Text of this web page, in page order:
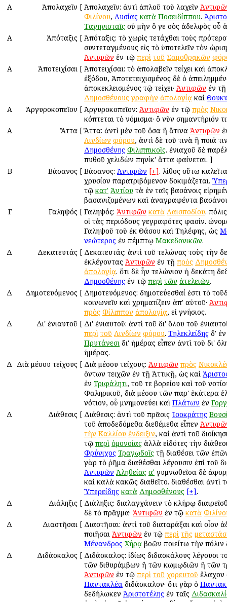
Α
Ἀπολαχεῖν [ Ἀπολαχεῖν: ἀντὶ ἁπλοῦ τοῦ λαχεῖν
Φιλίνου, Λυσίας κατὰ Ποσειδίππου.
Ταγηνισταῖς οὐ μὴν ὅ γε σὸς ἀδελφὸς οὗ
Α
Ἀπόταξις [ Ἀπόταξις: τὸ χωρὶς τετάχθαι τοὺς
συντεταγμένους εἰς τὸ ὑποτελεῖν τὸν
Ἀντιφῶν ἐν τῷ περὶ τοῦ Σαμοθρᾳκῶν
Α
Ἀποτειχίσαι [ Ἀποτειχίσαι: τὸ ἀπολαβεῖν τείχει καὶ
ἐξόδου, Ἀποτετειχισμένος δὲ ὁ
ἀποκεκλεισμένος τῷ τείχει· Ἀντιφῶν ἐν
Δημοσθένους γραφὴν ἀπολογίᾳ καὶ
Α
Ἀργυροκοπεῖον [ Ἀργυροκοπεῖον: Ἀντιφῶν ἐν τῷ πρὸς
κόπτεται τὸ νόμισμα· ὃ νῦν σημαντήριόν
Α
Ἄττα [ Ἄττα: ἀντὶ μὲν τοῦ ὅσα ἢ ἅτινα Ἀντιφῶν
Λινδίων φόρου, ἀντὶ δὲ τοῦ τινὰ ἢ ποιά
Δημοσθένης Φιλιππικοῖς. ἐνιαχοῦ δὲ
πυθοῦ χελιδὼν πηνίκ' ἄττα φαίνεται. ]
Β
Βάσανος [ Βάσανος: Ἀντιφῶν [+]. λίθος οὕτω
χρυσίον παρατριβόμενον δοκιμάζεται.
τῷ κατ' Ἀντίου τὰ ἐν ταῖς βασάνοις
βασανιζομένων καὶ ἀναγραφέντα
Γ
Γαληψός [ Γαληψός: Ἀντιφῶν κατὰ Λαισποδίου.
οἱ τὰς περιόδους γεγραφότες φασίν.
Γαληψοῦ τοῦ ἐκ Θάσου καὶ Τηλέφης, ὡς
νεώτερος ἐν πέμπτῳ Μακεδονικῶν.
Δ
Δεκατευτάς [ Δεκατευτάς: ἀντὶ τοῦ τελώνας τοὺς τὴν
ἐκλέγοντας Ἀντιφῶν ἐν τῇ πρὸς
ἀπολογίᾳ. ὅτι δὲ ἦν τελώνιον ἡ δεκάτη
Δημοσθένης ἐν τῷ περὶ τῶν ἀτελειῶν.
Δ
Δημοτευόμενος [ Δημοτευόμενος: δημοτεύεσθαί ἐστι τὸ
κοινωνεῖν καὶ χρηματίζειν ἀπ' αὐτοῦ·
πρὸς Φίλιππον ἀπολογίᾳ, εἰ γνήσιος.
Δ
Δι' ἐνιαυτοῦ [ Δι' ἐνιαυτοῦ: ἀντὶ τοῦ δι' ὅλου τοῦ
περὶ τοῦ Λινδίων φόρου. Τηλεκλείδης δ' ἐν
Πρυτάνεσι δι' ἡμέρας εἶπεν ἀντὶ τοῦ δι'
ἡμέρας.
Δ Διὰ μέσου τείχους [ Διὰ μέσου τείχους: Ἀντιφῶν πρὸς
ὄντων τειχῶν ἐν τῇ Ἀττικῇ, ὡς καὶ
ἐν Τριφάλητι, τοῦ τε βορείου καὶ τοῦ
Φαληρικοῦ, διὰ μέσου τῶν παρ' ἑκάτερα
νότιον, οὗ μνημονεύει καὶ Πλάτων ἐν
Δ
Διάθεσις [ Διάθεσις: ἀντὶ τοῦ πρᾶσις Ἰσοκράτης
τοῦ ἀποδεδόμεθα διεθέμεθα εἶπεν
τὴν Καλλίου ἔνδειξιν, καὶ ἀντὶ τοῦ
τῷ περὶ ὁμονοίας ἀλλὰ εἰδότες τὴν
Φρύνιχος Τραγῳδοῖς τῇ διαθέσει τῶν
γὰρ τὸ ῥῆμα διαθέσθαι λέγουσιν ἐπὶ τοῦ
Ἀντιφῶν Ἀληθείας αʹ γυμνωθεῖσα δὲ
καὶ καλὰ κακῶς διαθεῖτο. διαθέσθαι ἀντὶ
Ὑπερείδης κατὰ Δημοσθένους [+].
Δ
Διάληξις [ Διάληξις: διαλαγχάνειν τὸ κλήρῳ
δὲ τὸ πρᾶγμα· Ἀντιφῶν ἐν τῷ κατὰ
Δ
Διαστῆσαι [ Διαστῆσαι: ἀντὶ τοῦ διαταράξαι καὶ οἷον
ποιῆσαι Ἀντιφῶν ἐν τῷ περὶ τῆς
Μένανδρος Χήρᾳ βοῶν ποιείτω τὴν πόλιν
Δ
Διδάσκαλος [ Διδάσκαλος: ἰδίως διδασκάλους λέγουσι
τῶν διθυράμβων ἢ τῶν κωμῳδιῶν ἢ τῶν
Ἀντιφῶν ἐν τῷ περὶ τοῦ χορευτοῦ ἔλαχον
Παντακλέα διδάσκαλον· ὅτι γὰρ ὁ
δεδήλωκεν Ἀριστοτέλης ἐν ταῖς